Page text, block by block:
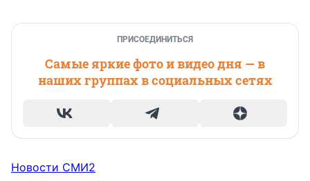
ПРИСОЕДИНИТЬСЯ
Самые яркие фото и видео дня — в
наших группах в социальных сетях
Новости СМИ2